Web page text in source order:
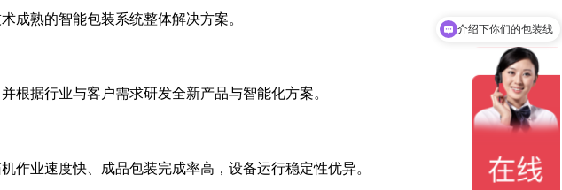
成熟的智能包装系统整体解决方案。
根据行业与客户需求研发全新产品与智能化方案。
作业速度快、成品包装完成率高，设备运行稳定性优异。
介绍下你们的码垛机